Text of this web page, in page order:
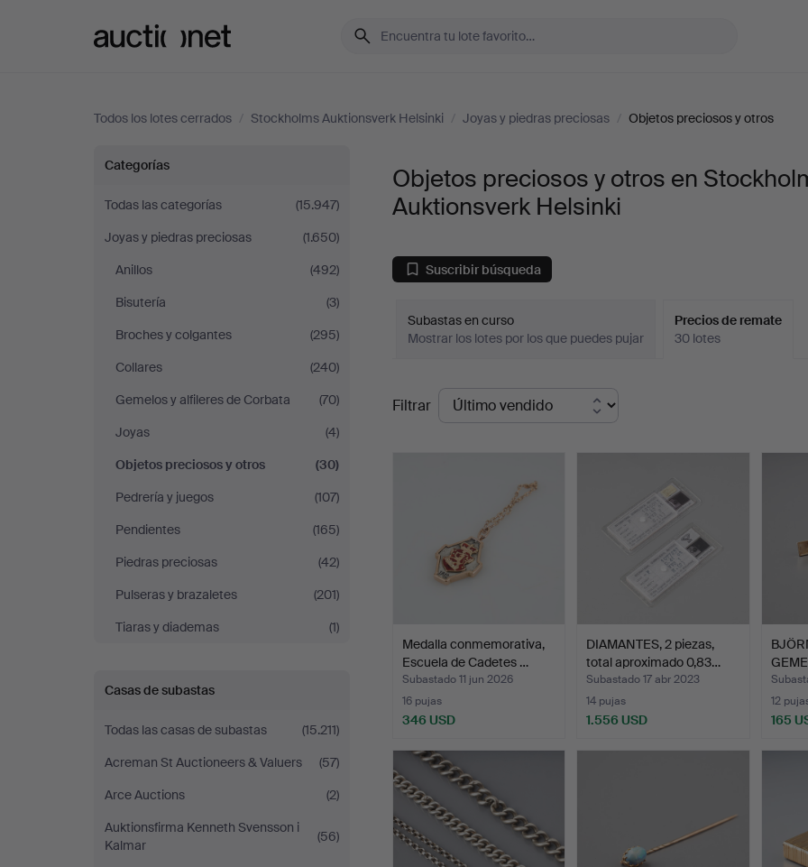
Todos los lotes cerrados / Stockholms Auktionsverk Helsinki / Joyas y piedras preciosas / Objetos preciosos y otros
Objetos
preciosos
y
otros
en
Stockholms
Auktionsverk
Helsinki
Categorías
Todas las categorías
(15.947)
Joyas y piedras preciosas
(1.650)
Anillos
(492)
Bisutería
(3)
Broches y colgantes
(295)
Collares
(240)
Gemelos y alfileres de Corbata
(70)
Joyas
(4)
Objetos preciosos y otros
(30)
Pedrería y juegos
(107)
Pendientes
(165)
Piedras preciosas
(42)
Pulseras y brazaletes
(201)
Tiaras y diademas
(1)
Casas de subastas
Todas las casas de subastas
(15.211)
Acreman St Auctioneers & Valuers
(57)
Arce Auctions
(2)
Auktionsfirma Kenneth Svensson i
Kalmar
(56)
Objetos preciosos y otros en
Auktionsverk Helsinki
Suscribir búsqueda
Subastas en curso
Mostrar los lotes por los que puedes pujar
Precios de remate
30 lotes
Precios
de
Filtrar
Medalla conmemorativa,
Escuela de Cadetes …
Subastado 11 jun 2026
16 pujas
346 USD
DIAMANTES, 2 piezas,
total aproximado 0,83…
Subastado 17 abr 2023
14 pujas
1.556 USD
1…
12
165